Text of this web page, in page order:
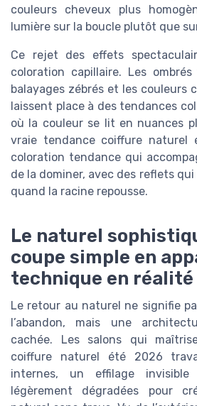
couleurs cheveux plus
lumière sur la boucle plutôt que
Ce rejet des effets
coloration capillaire. Les
balayages zébrés et les couleurs
laissent place à des tendances
où la couleur se lit en nuances
vraie tendance coiffure naturel
coloration tendance qui
de la dominer, avec des reflets
quand la racine repousse.
Le naturel
coupe simple en
technique en réalité
Le retour au naturel ne signifie
l’abandon, mais une
cachée. Les salons qui
coiffure naturel été 2026
internes, un effilage
légèrement dégradées pour